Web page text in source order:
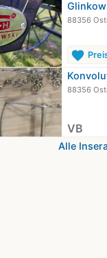
88356
favorite
88356
VB
Alle